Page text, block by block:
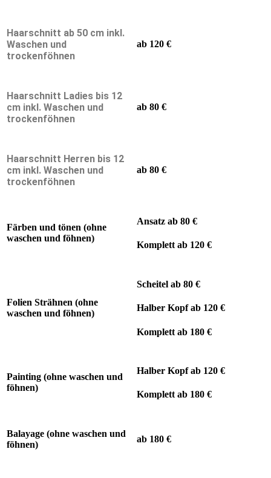
Haarschnitt ab 50 cm inkl.
Waschen und
trockenföhnen
ab 120 €
Haarschnitt Ladies bis 12
cm inkl. Waschen und
trockenföhnen
ab 80 €
Haarschnitt Herren bis 12
cm inkl. Waschen und
trockenföhnen
ab 80 €
Färben und tönen (ohne
waschen und föhnen)
Ansatz ab 80 €
Komplett ab 120 €
Folien Strähnen (ohne
waschen und föhnen)
Scheitel ab 80 €
Halber Kopf ab 120 €
Komplett ab 180 €
Painting (ohne waschen und
föhnen)
Halber Kopf ab 120 €
Komplett ab 180 €
Balayage (ohne waschen und
föhnen)
ab 180 €